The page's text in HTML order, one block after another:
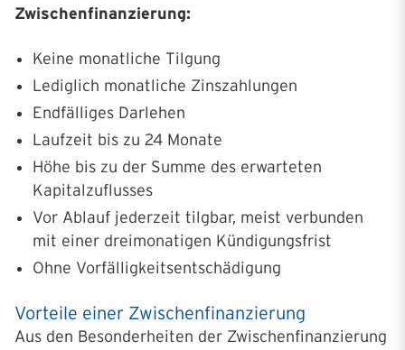
Zwischenfinanzierung:
Keine monatliche Tilgung
Lediglich monatliche Zinszahlungen
Endfälliges Darlehen
Laufzeit bis zu 24 Monate
Höhe bis zu der Summe des erwarteten
Kapitalzuflusses
Vor Ablauf jederzeit tilgbar, meist verbunden
mit einer dreimonatigen Kündigungsfrist
Ohne Vorfälligkeitsentschädigung
Vorteile einer Zwischenfinanzierung
Aus den Besonderheiten der Zwischenfinanzierung